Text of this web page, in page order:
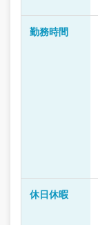
勤務時間
休日休暇